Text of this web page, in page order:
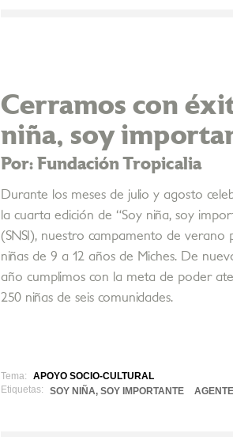
Cerramos con
niña, soy
Por: Fundación Tropicalia
Durante los meses de julio y agosto
la cuarta edición de “Soy niña, soy
(SNSI), nuestro campamento de verano
niñas de 9 a 12 años de Miches. De
año cumplimos con la meta de poder
250 niñas de seis comunidades.
Tema:
APOYO SOCIO-CULTURAL
Etiquetas:
SOY NIÑA, SOY IMPORTANTE